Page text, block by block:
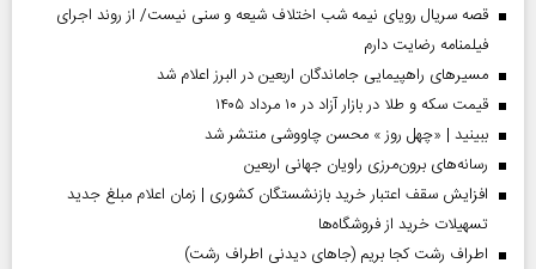
قصه سریال رویای نیمه شب اختلاف شیعه و سنی نیست/ از روند اجرای
فیلمنامه رضایت دارم
مسیر‌های راهپیمایی جاماندگان اربعین در البرز اعلام شد
قیمت سکه و طلا در بازار آزاد در ۱۰ مرداد ۱۴۰۵
ببینید | «چهل روز » محسن چاووشی منتشر شد
رسانه‌های برون‌مرزی راویان جهانی اربعین
افزایش سقف اعتبار خرید بازنشستگان کشوری | زمان اعلام مبلغ جدید
تسهیلات خرید از فروشگاه‌ها
اطراف رشت کجا بریم (جاهای دیدنی اطراف رشت)